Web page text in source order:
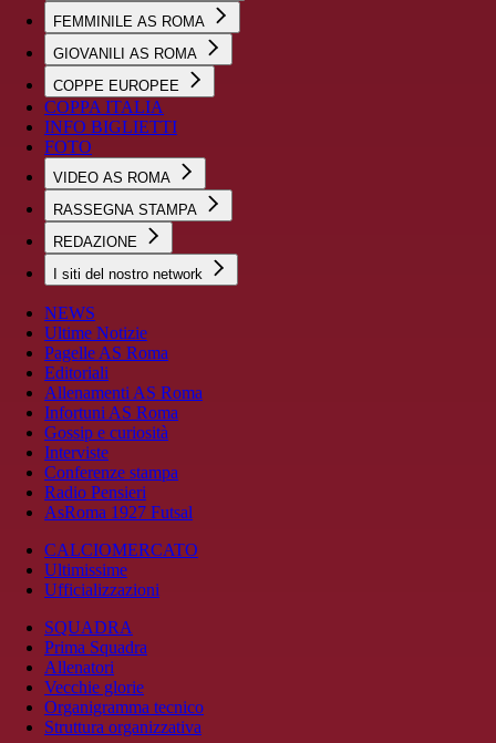
FEMMINILE AS ROMA
GIOVANILI AS ROMA
COPPE EUROPEE
COPPA ITALIA
INFO BIGLIETTI
FOTO
VIDEO AS ROMA
RASSEGNA STAMPA
REDAZIONE
I siti del nostro network
NEWS
Ultime Notizie
Pagelle AS Roma
Editoriali
Allenamenti AS Roma
Infortuni AS Roma
Gossip e curiosità
Interviste
Conferenze stampa
Radio Pensieri
AsRoma 1927 Futsal
CALCIOMERCATO
Ultimissime
Ufficializzazioni
SQUADRA
Prima Squadra
Allenatori
Vecchie glorie
Organigramma tecnico
Struttura organizzativa